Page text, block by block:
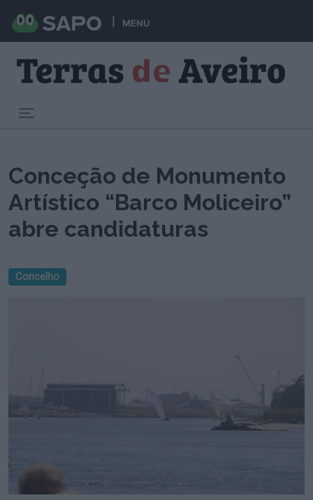
MENU
Conceção de Monumento
Artístico “Barco Moliceiro”
abre candidaturas
Concelho